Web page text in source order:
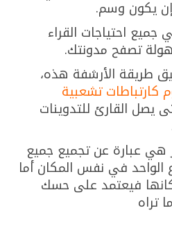
يكون وسم.
احتياجات القراء
تصفح مدونتك.
طريقة الأرشفة هذه،
كارتباطات تشعبية
يصل القارئ للتدوينات
هي عبارة عن تجميع جميع
الواحد في نفس المكان أما
فيعتمد على حسك
تراه